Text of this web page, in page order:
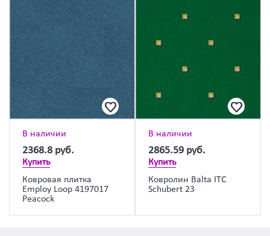
В наличии
2368.8 руб.
Купить
Ковровая плитка
Employ Loop 4197017
Peacock
В наличии
2865.59 руб.
Купить
Ковролин Balta ITC
Schubert 23